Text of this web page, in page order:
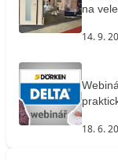
na
14. 9.
18. 6.